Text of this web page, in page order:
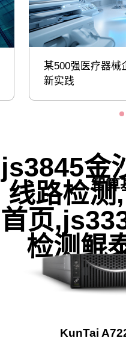
某500强医疗器械
新实践
智算
js3845金
线路检
首页
检测鲲
KunTai